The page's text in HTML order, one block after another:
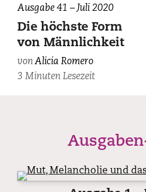
Ausgabe 41 – Juli 2020
Die höchste Form
von Männlichkeit
vonAlicia Romero
3 Minuten Lesezeit